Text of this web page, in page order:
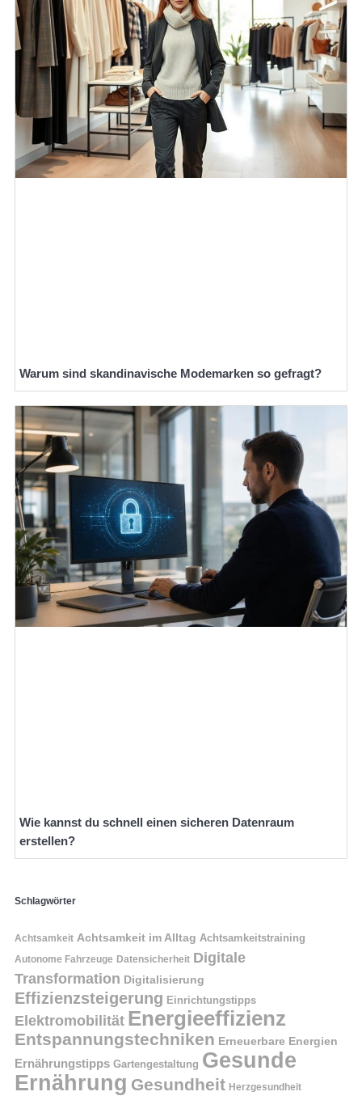
Warum sind skandinavische Modemarken so gefragt?
Wie kannst du schnell einen sicheren Datenraum
erstellen?
Schlagwörter
Achtsamkeit Achtsamkeit im Alltag Achtsamkeitstraining
Autonome Fahrzeuge Datensicherheit Digitale
Transformation Digitalisierung
Effizienzsteigerung Einrichtungstipps
Elektromobilität Energieeffizienz
Entspannungstechniken Erneuerbare Energien
Ernährungstipps Gartengestaltung Gesunde
Ernährung Gesundheit Herzgesundheit